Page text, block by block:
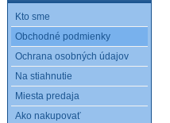
Kto sme
Obchodné podmienky
Ochrana osobných údajov
Na stiahnutie
Miesta predaja
Ako nakupovať